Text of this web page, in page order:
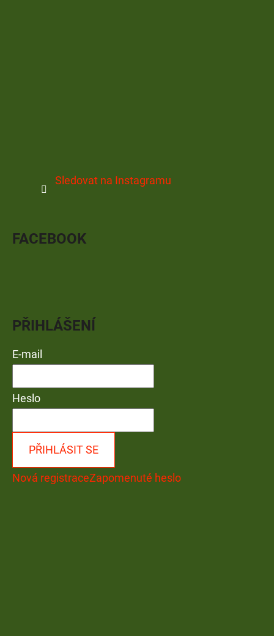
Sledovat na Instagramu
FACEBOOK
PŘIHLÁŠENÍ
E-mail
Heslo
PŘIHLÁSIT SE
Nová registraceZapomenuté heslo